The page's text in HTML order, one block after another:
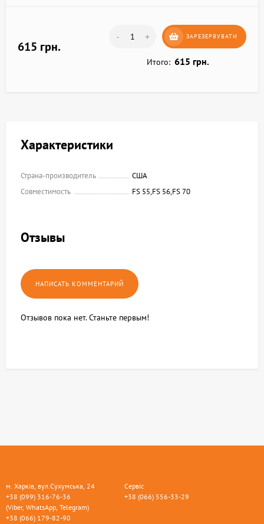
615 грн.
- + ЗАРЕЗЕРВУВАТИ
Итого: 615 грн.
Характеристики
Страна-производитель
США
Совместимость
FS 55,FS 56,FS 70
Отзывы
Отзывов пока нет. Станьте первым!
м. Харків, вул.Сухумська, 24
+38 (099) 316-76-36
(Viber, WhatsApp, Telegram)
+38 (066) 179-82-90
Сервіс
+38 (066) 556-33-29